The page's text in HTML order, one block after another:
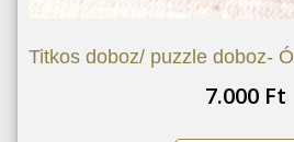
Titkos doboz/ puzzle doboz-
7.000 Ft